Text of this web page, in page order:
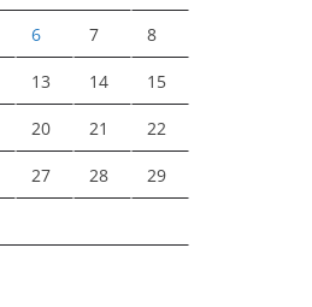
6 7 8
13 14 15
20 21 22
27 28 29